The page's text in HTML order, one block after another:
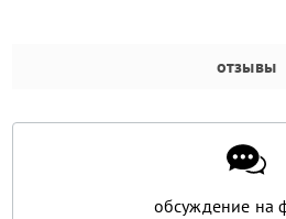
отзывы
обсуждение на